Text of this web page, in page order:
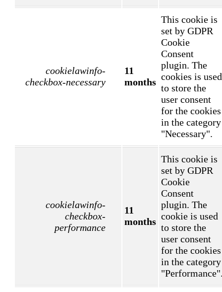
cookielawinfo-
checkbox-necessary
11
months
This cookie is
set by GDPR
Cookie
Consent
plugin. The
cookies is used
to store the
user consent
for the cookies
in the category
"Necessary".
cookielawinfo-
checkbox-
performance
11
months
This cookie is
set by GDPR
Cookie
Consent
plugin. The
cookie is used
to store the
user consent
for the cookies
in the category